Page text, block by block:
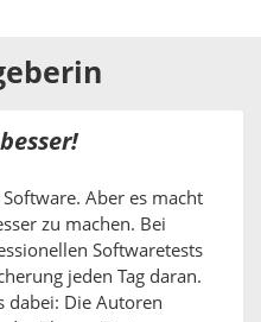
Aber es macht
zu machen. Bei
Softwaretests
jeden Tag daran.
dabei: Die Autoren